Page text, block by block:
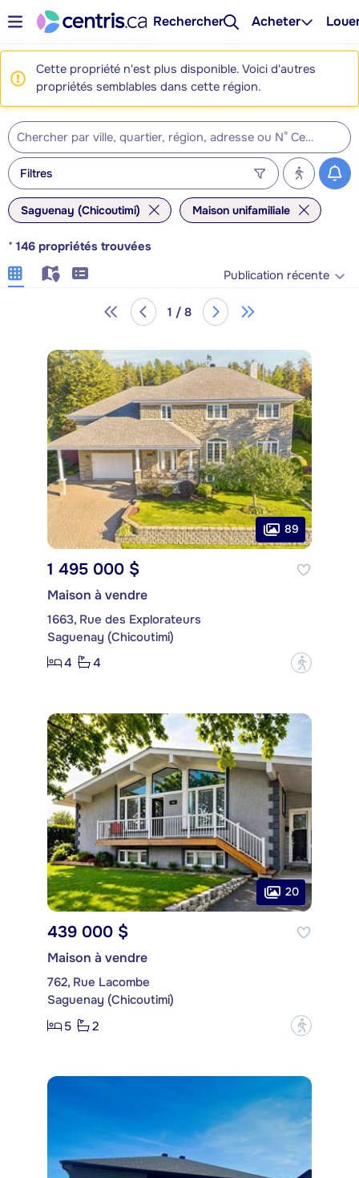
Rechercher Acheter
Cette propriété n'est plus disponible. Voici d'autres
propriétés semblables dans cette région.
Filtres
Saguenay (Chicoutimi) Maison unifamiliale
* 146 propriétés trouvées
Publication récente
1 / 8
89
1 495 000 $
Maison à vendre
1663, Rue des Explorateurs
Saguenay (Chicoutimi)
4
4 ?
20
439 000 $
Maison à vendre
762, Rue Lacombe
Saguenay (Chicoutimi)
5
2 ?